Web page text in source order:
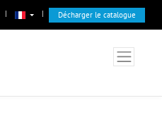
| | Décharger le catalogue